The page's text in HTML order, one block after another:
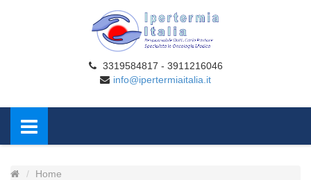
3319584817 - 3911216046
info@ipertermiaitalia.it
Home